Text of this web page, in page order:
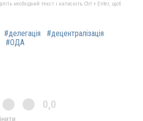
необхідний текст і натисніть Ctrl + Enter, щоб
#делегація
#децентралізація
#ОДА
0,0